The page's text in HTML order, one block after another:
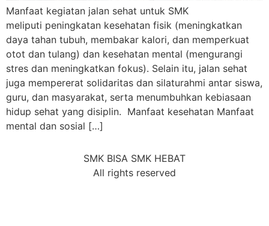
Manfaat kegiatan jalan sehat untuk SMK
meliputi peningkatan kesehatan fisik (meningkatkan
daya tahan tubuh, membakar kalori, dan memperkuat
otot dan tulang) dan kesehatan mental (mengurangi
stres dan meningkatkan fokus). Selain itu, jalan sehat
juga mempererat solidaritas dan silaturahmi antar siswa,
guru, dan masyarakat, serta menumbuhkan kebiasaan
hidup sehat yang disiplin. Manfaat kesehatan Manfaat
mental dan sosial […]
SMK BISA SMK HEBAT
All rights reserved